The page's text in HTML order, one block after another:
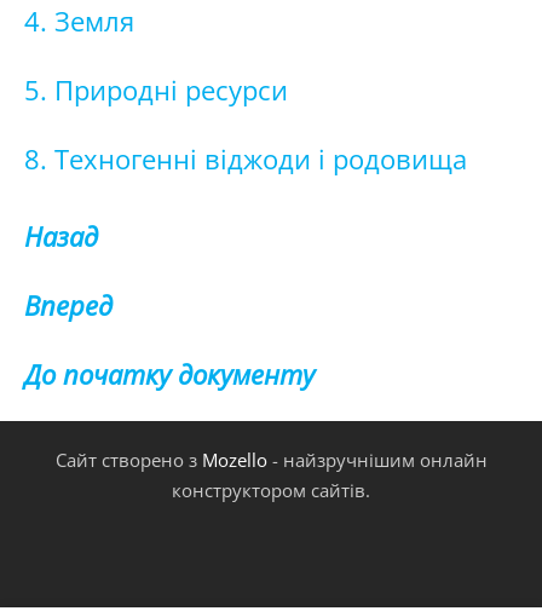
4. Земля
5. Природні ресурси
8. Техногенні віджоди і родовища
Назад
Вперед
До початку документу
Сайт створено з Mozello- найзручнішим онлайн
конструктором сайтів.